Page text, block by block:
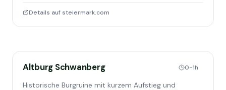
Details auf steiermark.com
Altburg Schwanberg 0-1h
Historische Burgruine mit kurzem Aufstieg und